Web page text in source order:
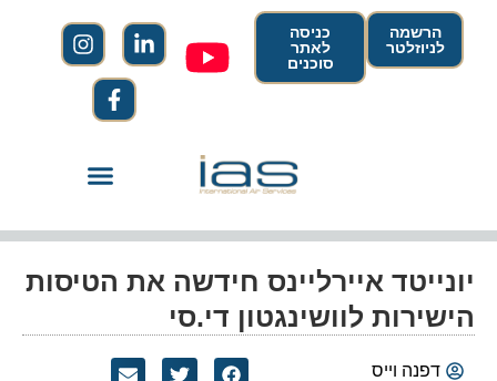
הרשמה
לניוזלטר
כניסה
לאתר
סוכנים
יונייטד איירליינס חידשה את הטיסות
הישירות לוושינגטון די.סי
דפנה וייס